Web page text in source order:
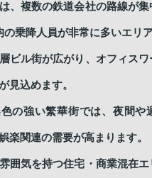
、複数の鉄道会社の路線が
の乗降人員が非常に多いエリア
ビル街が広がり、オフィス
見込めます。
の強い繁華街では、夜間や
楽関連の需要が高まります。
囲気を持つ住宅・商業混在